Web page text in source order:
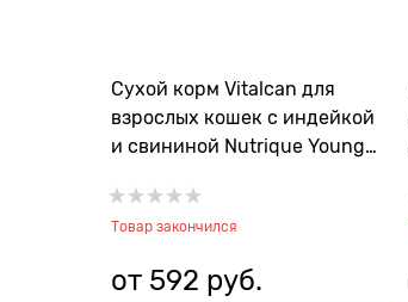
Сухой корм Vitalcan для
взрослых кошек с индейкой
и свининой Nutrique Young
Maintenance
Товар закончился
от 592 руб.